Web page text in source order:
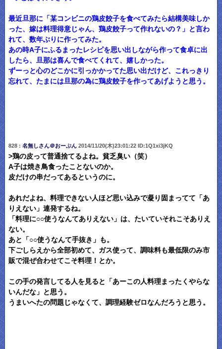
最近旦那に「某コンビニの鶏皮餃子を食べてみたら結構美味しか
った、嫁は料理得意じゃん、鶏皮餃子って作れないの？」と言わ
れて、数年ぶりに作ってみた。
あの時A子にふるまったレシピを思い出しながら作って食卓に出
したら、旦那は喜んで食べてくれて、嬉しかった。
ずーっと心のどこかに引っかかってた思い出だけど、これっきり
忘れて、たまには旦那の為に鶏皮餃子を作ってあげようと思う。
828 : 名無しさん＠おーぷん2014/11/20(木)23:01:22 ID:1Q1xi3jKQ
>鶏の皮って普通捨てるよね。貧乏臭い（笑）
A子は焼き鳥食ったことないのか。
皮だけの串だってあるというのに。
あれだよね、料理できない人ほど思い込みで凝り固まってて「あ
りえない」連発するね。
「料理に○○使うなんてありえない」は、たいていそれこそありえ
ない。
あと「○○使うなんて手抜き」も。
下ごしらえから全部初めて、ガス使って、調味料も最低限のみ市
販で混ぜ合わせてこそ料理！とか。
この手の発言してる人を見ると「あーこの人料理まったくやらな
いんだな」と思う。
うまいへたの問題じゃなくて、調理経験ゼロなんだろうと思う。